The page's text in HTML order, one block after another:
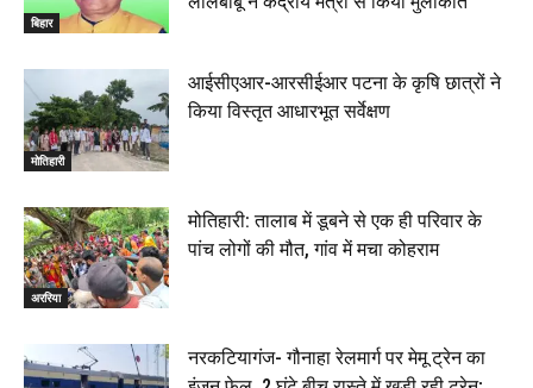
बिहार
मोतिहारी
आईसीएआर-आरसीईआर पटना के कृषि छात्रों ने
किया विस्तृत आधारभूत सर्वेक्षण
अररिया
मोतिहारी: तालाब में डूबने से एक ही परिवार के
पांच लोगों की मौत, गांव में मचा कोहराम
नरकटियागंज- गौनाहा रेलमार्ग पर मेमू ट्रेन का